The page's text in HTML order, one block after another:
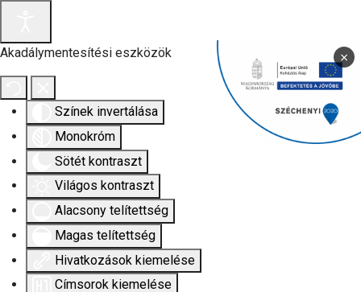
Akadálymentesítési eszközök
Színek invertálása
Monokróm
Sötét kontraszt
Világos kontraszt
Alacsony telítettség
Magas telítettség
Hivatkozások kiemelése
Címsorok kiemelése
×